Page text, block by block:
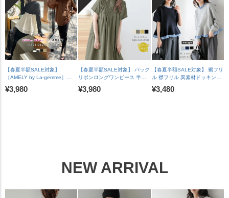
便 2025春夏新作【lstpss25-
1241】【即納：1-5営業日】
【送料無料】メ込2
れ フリーサイズ 2025春夏新作
【lssess25-1392】【即納：1-
5営業日】【送料無料】宅込
【lssrss26-2051】【即納&予
約：7月30日入荷予定順次発
送】【送料無料】メ込2
【春夏半額SALE対象】
［AMELY by La-gemme］
ROOMコラボ【人気インスタグ
ラマーとコラボ！】ラッシュガ
¥3,980
【春夏半額SALE対象】 バック
リボンロングワンピース 半袖
ゆったり 体型カバー カジュア
ル レディース ブラック メール
¥3,980
【春夏半額SALE対象】 裾フリ
ル 襟フリル 異素材ドッキング
ペプラム トップス 長袖 ドロッ
プショルダー 体型カバー フェ
¥3,480
NEW ARRIVAL